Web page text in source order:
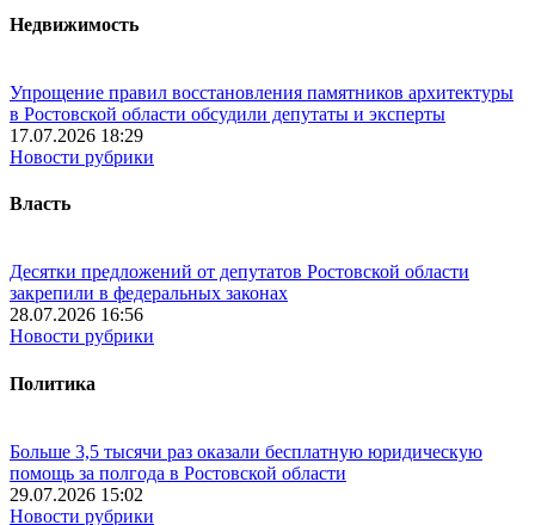
Недвижимость
Упрощение правил восстановления памятников архитектуры
в Ростовской области обсудили депутаты и эксперты
17.07.2026 18:29
Новости рубрики
Власть
Десятки предложений от депутатов Ростовской области
закрепили в федеральных законах
28.07.2026 16:56
Новости рубрики
Политика
Больше 3,5 тысячи раз оказали бесплатную юридическую
помощь за полгода в Ростовской области
29.07.2026 15:02
Новости рубрики